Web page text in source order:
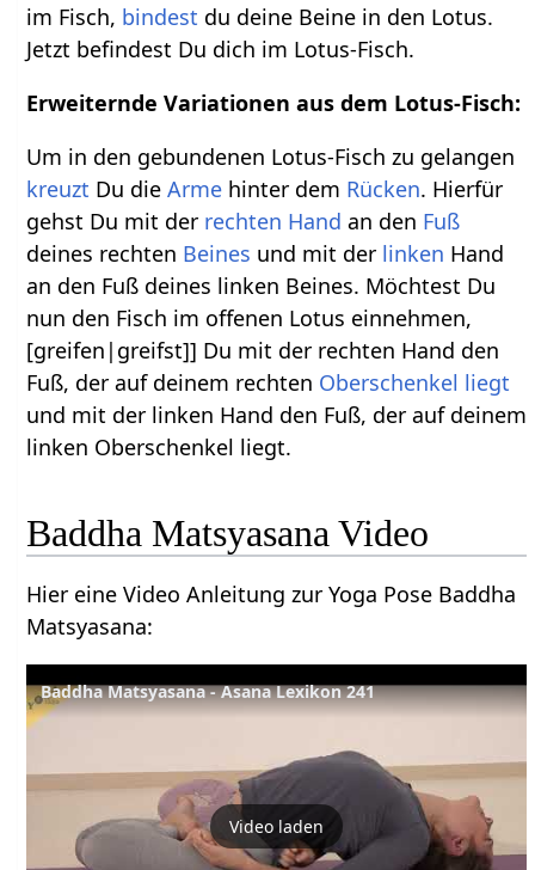
im Fisch, bindest du deine Beine in den Lotus.
Jetzt befindest Du dich im Lotus-Fisch.
Erweiternde Variationen aus dem Lotus-Fisch:
Um in den gebundenen Lotus-Fisch zu gelangen
kreuzt Du dieArme hinter dem Rücken. Hierfür
gehst Du mit der rechten Hand an den Fuß
deines rechten Beines und mit der linken Hand
an den Fuß deines linken Beines. Möchtest Du
nun den Fisch im offenen Lotus einnehmen,
[greifen|greifst]] Du mit der rechten Hand den
Fuß, der auf deinem rechten Oberschenkel liegt
und mit der linken Hand den Fuß, der auf deinem
linken Oberschenkel liegt.
Baddha Matsyasana Video
Hier eine Video Anleitung zur Yoga Pose Baddha
Matsyasana:
Baddha Matsyasana - Asana Lexikon 241
Video laden